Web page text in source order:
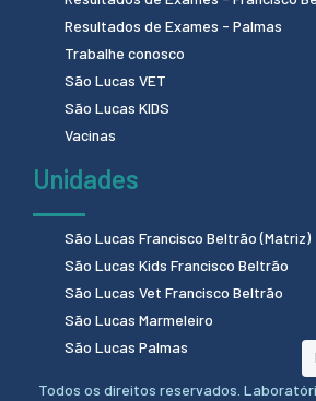
Resultados de Exames - Palmas
Trabalhe conosco
São Lucas VET
São Lucas KIDS
Vacinas
Unidades
São Lucas Francisco Beltrão (Matriz)
São Lucas Kids Francisco Beltrão
São Lucas Vet Francisco Beltrão
São Lucas Marmeleiro
São Lucas Palmas
Todos os direitos reservados.